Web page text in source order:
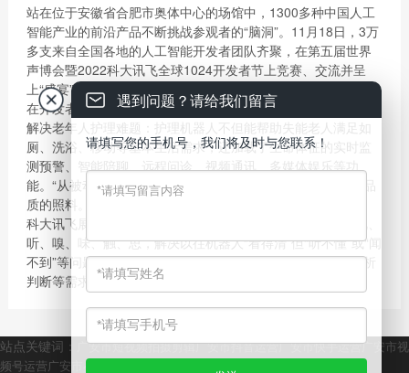
站在位于安徽省合肥市奥体中心的场馆中，1300多种中国人工
智能产业的前沿产品不断挑战参观者的“脑洞”。11月18日，3万
多支来自全国各地的人工智能开发者团队齐聚，在第五届世界
声博会暨2022科大讯飞全球1024开发者节上竞赛、交流并呈
上“盛宴”。
在开发者节上，来自深圳的孙伟红团队展示了如何用人工智能
解决老年人护理难题：护理机器人不但能帮助失能老人满足如
厕、洗浴、移动等基本生活需求，还加载了生命体征的实时监
测预警、智能陪聊、远程问诊、视频通讯、多媒体娱乐等功
能。“从被动护理到主动识别需求，我们的目标是更有尊严和品
质的照料。”孙伟红说。
科大讯飞展示的“工业六感产品”让工业生产过程拥有了人的视、
听、嗅、味、触、思，解决以往机器人“看得清”但“听不懂”或“闻
不到”等问题，从而可以在各种复杂环境中满足不同巡检、分析
判断等需求，保障工业生产过程始终处于在控、可控的状态。
站点关键词： 广安市短视频拍摄剪辑广安市抖音运营广安市快手运营广安市视
频号运营广安市小红书运营
遇到问题？请给我们留言
请填写您的手机号，我们将及时与您联系！